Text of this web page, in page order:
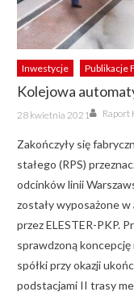
Inwestycje Publikacje
Kolejowa
Posted
on
28 kwietnia 2021 Author
Raport
Zakończyły się
stałego (RPS)
odcinków linii
zostały wyposażone
przez ELESTER-PKP.
sprawdzoną
spółki przy okazji
podstacjami II trasy